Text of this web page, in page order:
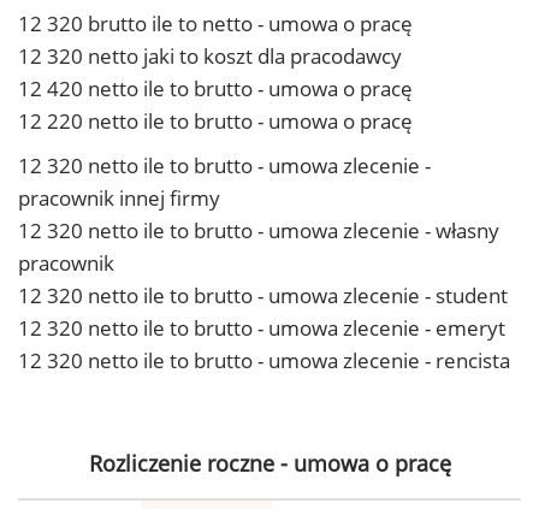
12 320 brutto ile to netto - umowa o pracę
12 320 netto jaki to koszt dla pracodawcy
12 420 netto ile to brutto - umowa o pracę
12 220 netto ile to brutto - umowa o pracę
12 320 netto ile to brutto - umowa zlecenie -
pracownik innej firmy
12 320 netto ile to brutto - umowa zlecenie - własny
pracownik
12 320 netto ile to brutto - umowa zlecenie - student
12 320 netto ile to brutto - umowa zlecenie - emeryt
12 320 netto ile to brutto - umowa zlecenie - rencista
Rozliczenie roczne - umowa o pracę